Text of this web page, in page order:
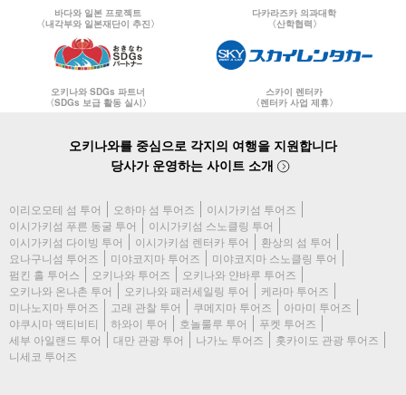
바다와 일본 프로젝트
〈내각부와 일본재단이 추진〉
다카라즈카 의과대학
〈산학협력〉
오키나와 SDGs 파트너
〈SDGs 보급 활동 실시〉
스카이 렌터카
〈렌터카 사업 제휴〉
오키나와를 중심으로 각지의 여행을 지원합니다
당사가 운영하는 사이트 소개
이리오모테 섬 투어 오하마 섬 투어즈
이시가키섬 투어즈
이시가키섬 푸른 동굴 투어
이시가키섬 스노클링 투어
이시가키섬 다이빙 투어
이시가키섬 렌터카 투어
환상의 섬 투어
요나구니섬 투어즈
미야코지마 투어즈
미야코지마 스노클링 투어
펌킨 홀 투어스
오키나와 투어즈
오키나와 얀바루 투어즈
오키나와 온나촌 투어
오키나와 패러세일링 투어
케라마 투어즈
미나노지마 투어즈
고래 관찰 투어 쿠메지마 투어즈
아마미 투어즈
야쿠시마 액티비티
하와이 투어 호놀룰루 투어
푸켓 투어즈
세부 아일랜드 투어
대만 관광 투어 나가노 투어즈
홋카이도 관광 투어즈
니세코 투어즈